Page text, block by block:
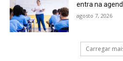
entra na
agosto 7, 2026
Carregar